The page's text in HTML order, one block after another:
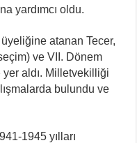
yardımcı oldu.
atanan Tecer,
ve VII. Dönem
aldı. Milletvekilliği
bulundu ve
1945 yılları